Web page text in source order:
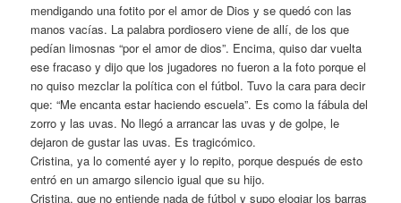
mendigando una fotito por el amor de Dios y se quedó con las
manos vacías. La palabra pordiosero viene de allí, de los que
pedían limosnas “por el amor de dios”. Encima, quiso dar vuelta
ese fracaso y dijo que los jugadores no fueron a la foto porque el
no quiso mezclar la política con el fútbol. Tuvo la cara para decir
que: “Me encanta estar haciendo escuela”. Es como la fábula del
zorro y las uvas. No llegó a arrancar las uvas y de golpe, le
dejaron de gustar las uvas. Es tragicómico.
Cristina, ya lo comenté ayer y lo repito, porque después de esto
entró en un amargo silencio igual que su hijo.
Cristina, que no entiende nada de fútbol y supo elogiar los barras